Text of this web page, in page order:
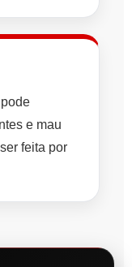
e mau
feita por